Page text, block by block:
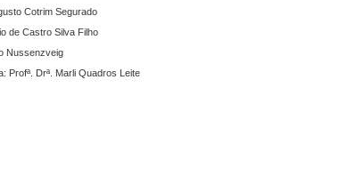
Cotrim Segurado
de Castro Silva Filho
Nussenzveig
Profª. Drª. Marli Quadros Leite